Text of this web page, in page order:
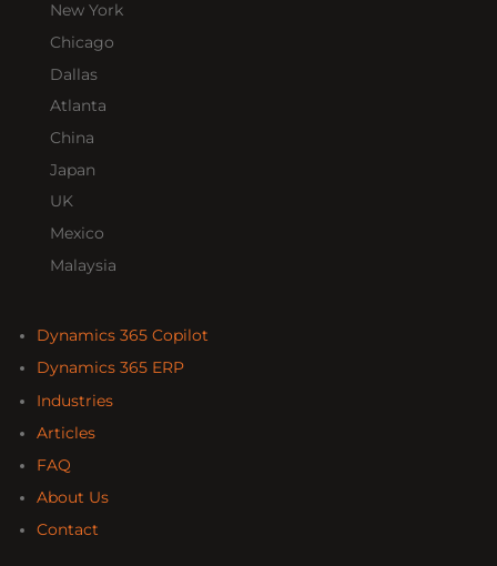
New York
Chicago
Dallas
Atlanta
China
Japan
UK
Mexico
Malaysia
Dynamics 365 Copilot
Dynamics 365 ERP
Industries
Articles
FAQ
About Us
Contact